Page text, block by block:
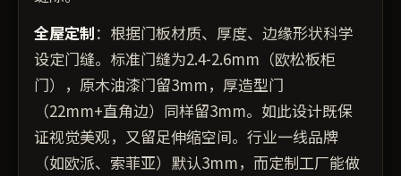
全屋定制：根据门板材质、厚度、边缘形状科学
设定门缝。标准门缝为2.4-2.6mm（欧松板柜
门），原木油漆门留3mm，厚造型门
（22mm+直角边）同样留3mm。如此设计既保
证视觉美观，又留足伸缩空间。行业一线品牌
（如欧派、索菲亚）默认3mm，而定制工厂能做